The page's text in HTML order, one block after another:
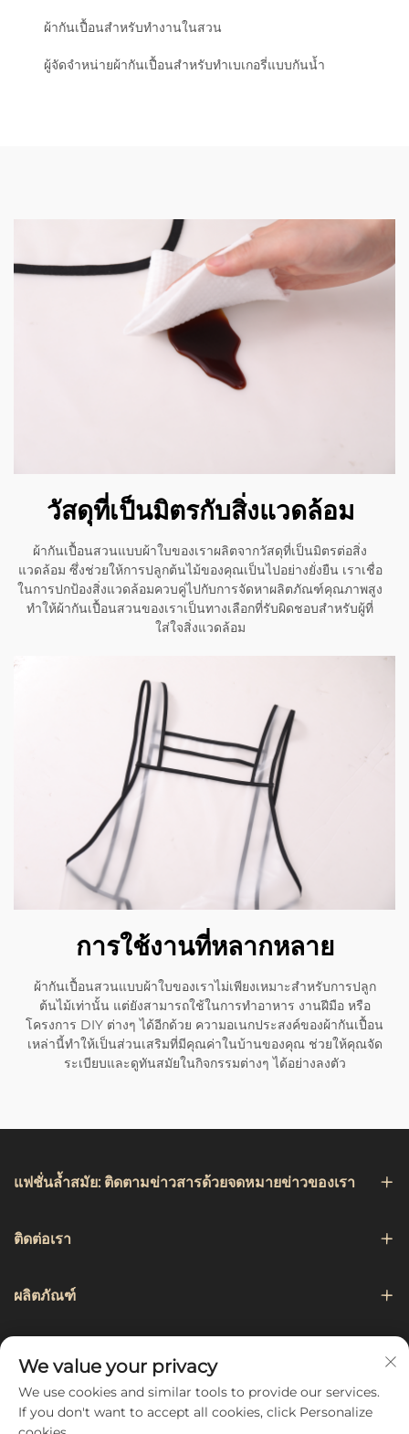
ผ้ากันเปื้อนสำหรับทำงานในสวน
ผู้จัดจำหน่ายผ้ากันเปื้อนสำหรับทำเบเกอรี่แบบกันน้ำ
วัสดุที่เป็นมิตรกับสิ่งแวดล้อม
ผ้ากันเปื้อนสวนแบบผ้าใบของเราผลิตจากวัสดุที่เป็นมิตรต่อสิ่ง
แวดล้อม ซึ่งช่วยให้การปลูกต้นไม้ของคุณเป็นไปอย่างยั่งยืน เราเชื่อ
ในการปกป้องสิ่งแวดล้อมควบคู่ไปกับการจัดหาผลิตภัณฑ์คุณภาพสูง
ทำให้ผ้ากันเปื้อนสวนของเราเป็นทางเลือกที่รับผิดชอบสำหรับผู้ที่
ใส่ใจสิ่งแวดล้อม
การใช้งานที่หลากหลาย
ผ้ากันเปื้อนสวนแบบผ้าใบของเราไม่เพียงเหมาะสำหรับการปลูก
ต้นไม้เท่านั้น แต่ยังสามารถใช้ในการทำอาหาร งานฝีมือ หรือ
โครงการ DIY ต่างๆ ได้อีกด้วย ความอเนกประสงค์ของผ้ากันเปื้อน
เหล่านี้ทำให้เป็นส่วนเสริมที่มีคุณค่าในบ้านของคุณ ช่วยให้คุณจัด
ระเบียบและดูทันสมัยในกิจกรรมต่างๆ ได้อย่างลงตัว
แฟชั่นล้ำสมัย: ติดตามข่าวสารด้วยจดหมายข่าวของเรา
ติดต่อเรา
ผลิตภัณฑ์
ติดตามเรา
We value your privacy
We use cookies and similar tools to provide our services.
If you don't want to accept all cookies, click Personalize